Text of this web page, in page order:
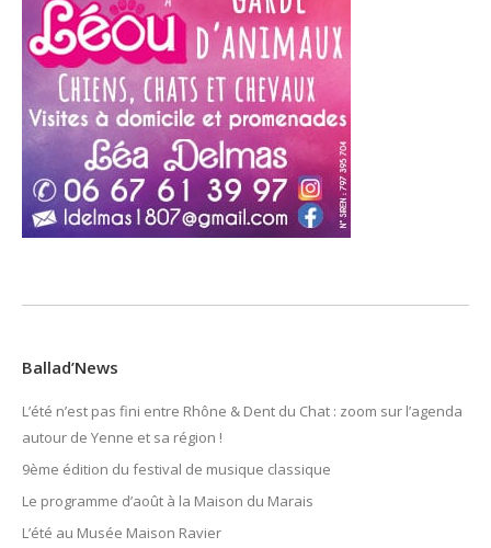
Ballad’News
L’été n’est pas fini entre Rhône & Dent du Chat : zoom sur l’agenda
autour de Yenne et sa région !
9ème édition du festival de musique classique
Le programme d’août à la Maison du Marais
L’été au Musée Maison Ravier